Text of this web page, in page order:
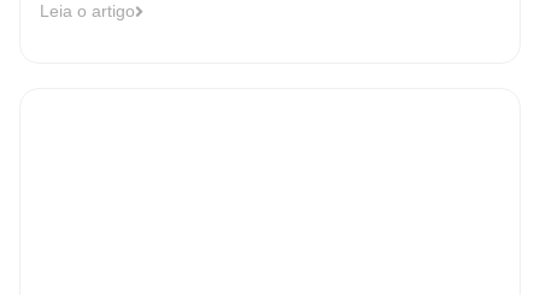
Leia o artigo